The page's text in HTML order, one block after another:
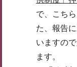
で、こち
た、報告
いますの
ます。